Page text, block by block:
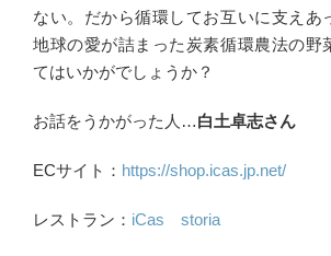
ない。だから循環してお互いに支え
地球の愛が詰まった炭素循環農法の野
てはいかがでしょうか？
お話をうかがった人…白土卓志さん
ECサイト： https://shop.icas.jp.net/
レストラン： iCas storia